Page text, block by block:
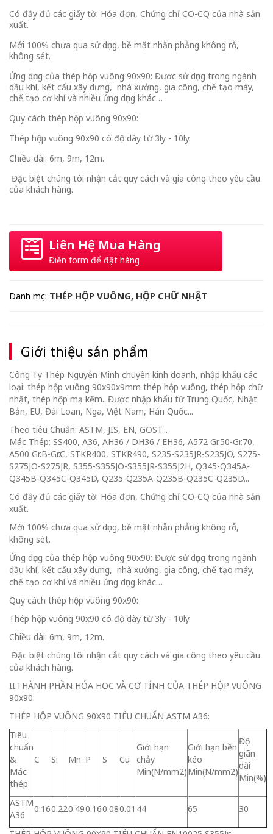
Có đầy đủ các giấy tờ: Hóa đơn, Chứng chỉ CO-CQ của nhà sản
xuất.
Mới 100% chưa qua sử dụng, bề mặt nhẵn phẳng không rỗ,
không sét.
Ứng dụng của thép hộp vuông 90x90: Được sử dụng trong ngành
dầu khí, kết cấu xây dựng, nhà xưởng, gia công, chế tạo máy,
chế tạo cơ khí và nhiều ứng dụng khác…
Quy cách thép hộp vuông 90x90:
Thép hộp vuông 90x90 có độ dày từ 3ly - 10ly.
Chiều dài: 6m, 9m, 12m.
Đặc biệt chúng tôi nhận cắt quy cách và gia công theo yêu cầu
của khách hàng.
Liên Hệ Mua Hàng
Điền form để đặt hàng
Danh mục: THÉP HỘP VUÔNG, HỘP CHỮ NHẬT
Giới thiệu sản phẩm
Công Ty Thép Nguyễn Minh chuyên kinh doanh, nhập khẩu các
loại: thép hộp vuông 90x90x9mm thép hộp vuông, thép hộp chữ
nhật, thép hộp mạ kẽm...Được nhập khẩu từ Trung Quốc, Nhật
Bản, EU, Đài Loan, Nga, Việt Nam, Hàn Quốc...
Theo tiêu Chuẩn: ASTM, JIS, EN, GOST...
Mác Thép: SS400, A36, AH36 / DH36 / EH36, A572 Gr.50-Gr.70,
A500 Gr.B-Gr.C, STKR400, STKR490, S235-S235JR-S235JO, S275-
S275JO-S275JR, S355-S355JO-S355JR-S355J2H, Q345-Q345A-
Q345B-Q345C-Q345D, Q235-Q235A-Q235B-Q235C-Q235D...
Có đầy đủ các giấy tờ: Hóa đơn, Chứng chỉ CO-CQ của nhà sản
xuất.
Mới 100% chưa qua sử dụng, bề mặt nhẵn phẳng không rỗ,
không sét.
Ứng dụng của thép hộp vuông 90x90: Được sử dụng trong ngành
dầu khí, kết cấu xây dựng, nhà xưởng, gia công, chế tạo máy,
chế tạo cơ khí và nhiều ứng dụng khác…
Quy cách thép hộp vuông 90x90:
Thép hộp vuông 90x90 có độ dày từ 3ly - 10ly.
Chiều dài: 6m, 9m, 12m.
Đặc biệt chúng tôi nhận cắt quy cách và gia công theo yêu cầu
của khách hàng.
II.THÀNH PHẦN HÓA HỌC VÀ CƠ TÍNH CỦA THÉP HỘP VUÔNG
90x90:
THÉP HỘP VUÔNG 90X90 TIÊU CHUẨN ASTM A36:
Tiêu
chuẩn
&
Mác
thép
C Si Mn P S Cu
Giới hạn
chảy
Min(N/mm2)
Giới hạn bền
kéo
Min(N/mm2)
Độ
giãn
dài
Min(%)
ASTM
A36
0.160.220.490.160.080.01 44 65 30